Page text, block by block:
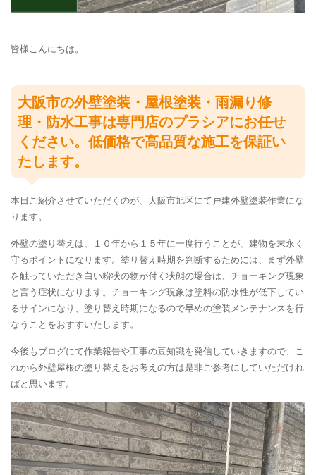
皆様こんにちは。
大阪市の外壁塗装・屋根塗装・雨漏り修
理・防水工事は専門店のプラシアにお任せ
ください。低価格で高品質な施工を保証い
たします。
本日ご紹介させていただくのが、大阪市旭区にて戸建外壁塗装作業にな
ります。
外壁の塗り替えは、１０年から１５年に一度行うことが、建物を末永く
守るポイントになります。塗り替え時期を判断するためには、まず外壁
を触っていただき白い粉状の物が付く状態の場合は、チョーキング現象
と言う症状になります。チョーキング現象は塗料の防水性が低下してい
るサインになり、塗り替え時期になるので早めの塗装メンテナンスを行
なうことをおすすいたします。
今後もブログにて作業報告や工事の豆知識を発信していきますので、こ
れから外壁屋根の塗り替えをお考えの方は是非ご参考にしていただけれ
ばと思います。